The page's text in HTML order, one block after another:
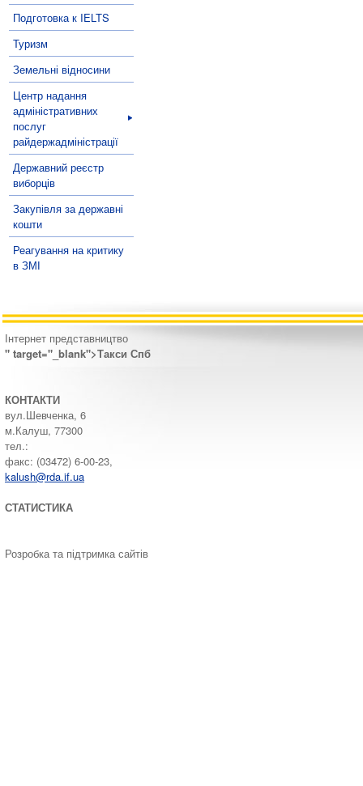
Подготовка к IELTS
Туризм
Земельні відносини
Центр надання
адміністративних
послуг
райдержадміністрації
Державний реєстр
виборців
Закупівля за державні
кошти
Реагування на критику
в ЗМІ
Інтернет представництво
" target="_blank">Такси Спб
КОНТАКТИ
вул.Шевченка, 6
м.Калуш, 77300
тел.:
факс: (03472) 6-00-23,
kalush@rda.if.ua
СТАТИСТИКА
Розробка та підтримка сайтів